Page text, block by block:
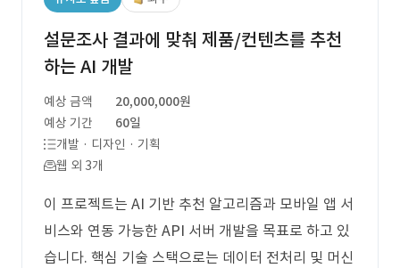
설문조사 결과에 맞춰 제품/컨텐츠를 추천
하는 AI 개발
예상 금액
20,000,000원
예상 기간
60일
개발 · 디자인 · 기획
웹 외 3개
이 프로젝트는 AI 기반 추천 알고리즘과 모바일 앱 서
비스와 연동 가능한 API 서버 개발을 목표로 하고 있
습니다. 핵심 기술 스택으로는 데이터 전처리 및 머신